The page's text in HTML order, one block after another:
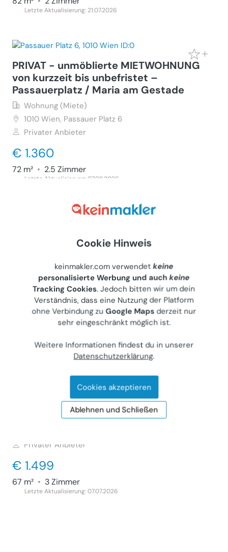
Letzte Aktualisierung: 21.07.2026
PRIVAT - unmöblierte MIETWOHNUNG
von kurzzeit bis unbefristet –
Passauerplatz / Maria am Gestade
Wohnung (Miete)
1010 Wien, Passauer Platz 6
Privater Anbieter
€ 1.360
72 m² • 2.5 Zimmer
Letzte Aktualisierung: 07.08.2026
Wohnung (Miete)
Wien, Ebendorferstraße 5
Gewerblicher Anbieter
€ 620
18 m²•1 Zimmer
Letzte Aktualisierung: 07.07.2026
Erstbezug: Innenhof-Grünruhelage nahe
U3, moderne 3-Zimmer, Loggia und XXL-
Regendusche
Wohnung (Miete)
Privater Anbieter
€ 1.499
67 m² • 3 Zimmer
Letzte Aktualisierung: 07.07.2026
Cookie Hinweis
keinmakler.com verwendetkeine
personalisierte Werbung und auchkeine
Tracking Cookies. Jedoch bitten wir um dein
Verständnis, dass eine Nutzung der Platform
ohne Verbindung zuGoogle Maps derzeit nur
sehr eingeschränkt möglich ist.
Weitere Informationen findest du in unserer
Datenschutzerklärung.
Cookies akzeptieren
Ablehnen und Schließen